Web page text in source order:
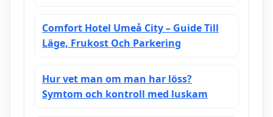
Comfort Hotel Umeå City – Guide Till
Läge, Frukost Och Parkering
Hur vet man om man har löss?
Symtom och kontroll med luskam